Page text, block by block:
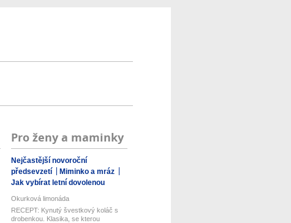
Pro ženy a maminky
Nejčastější novoroční
předsevzetí
Miminko a mráz
Jak vybírat letní dovolenou
Okurková limonáda
RECEPT: Kynutý švestkový koláč s
drobenkou. Klasika, se kterou